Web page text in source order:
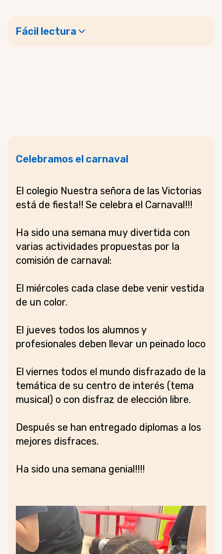
Fácil lectura
Celebramos el carnaval
El colegio Nuestra señora de las Victorias
está de fiesta!! Se celebra el Carnaval!!!
Ha sido una semana muy divertida con
varias actividades propuestas por la
comisión de carnaval:
El miércoles cada clase debe venir vestida
de un color.
El jueves todos los alumnos y
profesionales deben llevar un peinado loco
El viernes todos el mundo disfrazado de la
temática de su centro de interés (tema
musical) o con disfraz de elección libre.
Después se han entregado diplomas a los
mejores disfraces.
Ha sido una semana genial!!!!